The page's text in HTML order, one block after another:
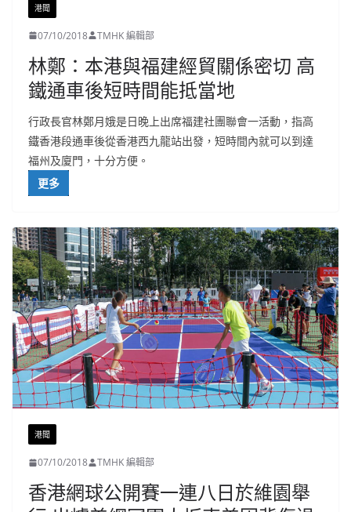
港聞
07/10/2018 TMHK 編輯部
林鄭：本港與福建經貿關係密切 高
鐵通車後短時間能抵當地
行政長官林鄭月娥是日晚上出席福建社團聯會一活動，指高
鐵香港段通車後從香港西九龍站出發，短時間內就可以到達
福州及廈門，十分方便。
更多
港聞
07/10/2018 TMHK 編輯部
香港網球公開賽一連八日於維園舉